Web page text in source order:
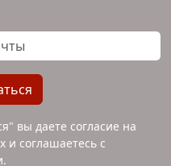
вы даете согласие на
и соглашаетесь с
.